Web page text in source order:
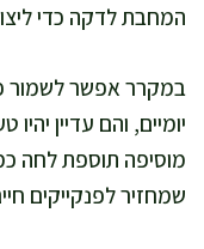
המחבת לדקה כדי
במקרר אפשר לשמור
יומיים, והם עדיין
מוסיפה תוספת לחה
שמחזיר לפנקייקים